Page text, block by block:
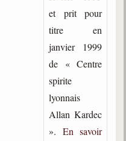
et prit pour
titre en
janvier 1999
de « Centre
spirite
lyonnais
Allan Kardec
». En savoir